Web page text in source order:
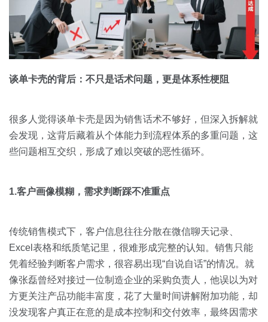
谈单卡壳的背后：不只是话术问题，更是体系性梗阻
很多人觉得谈单卡壳是因为销售话术不够好，但深入拆解就
会发现，这背后藏着从个体能力到流程体系的多重问题，这
些问题相互交织，形成了难以突破的恶性循环。
1.客户画像模糊，需求判断踩不准重点
传统销售模式下，客户信息往往分散在微信聊天记录、
Excel表格和纸质笔记里，很难形成完整的认知。销售只能
凭着经验判断客户需求，很容易出现“自说自话”的情况。就
像张磊曾经对接过一位制造企业的采购负责人，他误以为对
方更关注产品功能丰富度，花了大量时间讲解附加功能，却
没发现客户真正在意的是成本控制和交付效率，最终因需求